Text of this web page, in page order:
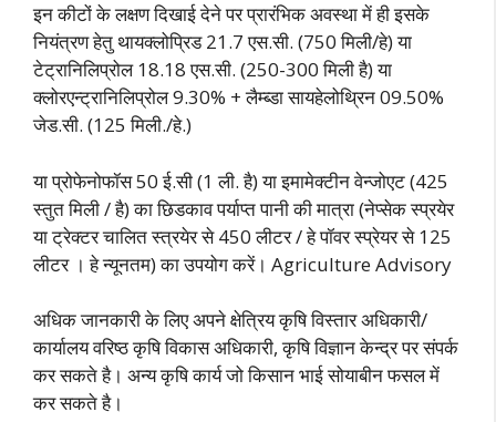
इन कीटों के लक्षण दिखाई देने पर प्रारंभिक अवस्था में ही इसके
नियंत्रण हेतु थायक्लोप्रिड 21.7 एस.सी. (750 मिली/हे) या
टेट्रानिलिप्रोल 18.18 एस.सी. (250-300 मिली है) या
क्लोरएन्ट्रानिलिप्रोल 9.30% + लैम्ब्डा सायहेलोथ्रिन 09.50%
जेड.सी. (125 मिली./हे.)
या प्रोफेनोफॉस 50 ई.सी (1 ली. है) या इमामेक्टीन वेन्जोएट (425
स्तुत मिली / है) का छिडकाव पर्याप्त पानी की मात्रा (नेप्सेक स्प्रयेर
या ट्रेक्टर चालित स्त्रयेर से 450 लीटर / हे पॉवर स्प्रेयर से 125
लीटर । हे न्यूनतम) का उपयोग करें। Agriculture Advisory
अधिक जानकारी के लिए अपने क्षेत्रिय कृषि विस्तार अधिकारी/
कार्यालय वरिष्ठ कृषि विकास अधिकारी, कृषि विज्ञान केन्द्र पर संपर्क
कर सकते है। अन्य कृषि कार्य जो किसान भाई सोयाबीन फसल में
कर सकते है।